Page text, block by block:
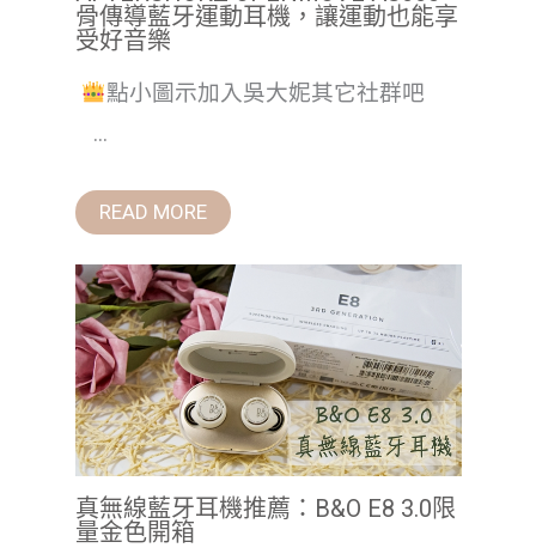
骨傳導藍牙運動耳機，讓運動也能享
受好音樂
點小圖示加入吳大妮其它社群吧
...
READ MORE
真無線藍牙耳機推薦：B&O E8 3.0限
量金色開箱